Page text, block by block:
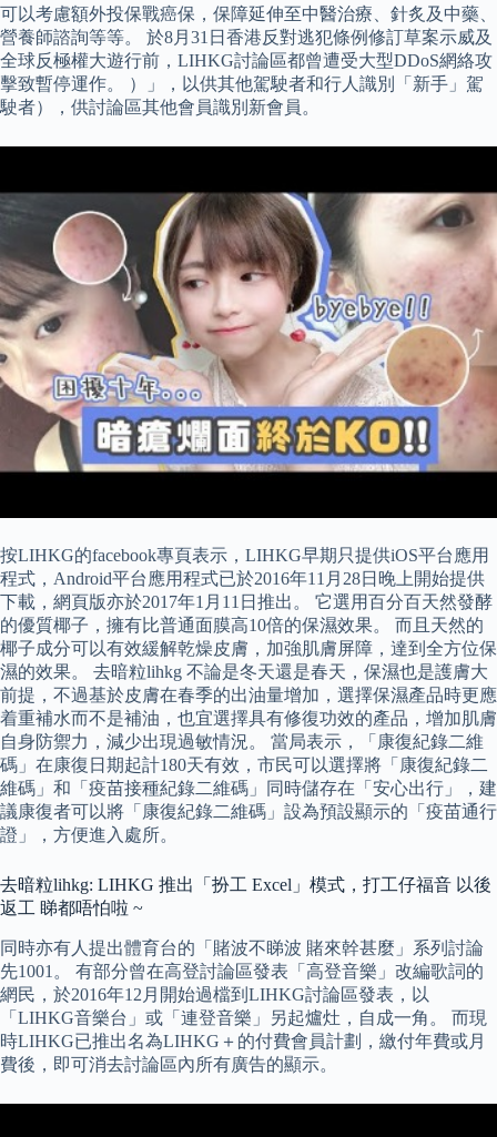
可以考慮額外投保戰癌保，保障延伸至中醫治療、針炙及中藥、
營養師諮詢等等。 於8月31日香港反對逃犯條例修訂草案示威及
全球反極權大遊行前，LIHKG討論區都曾遭受大型DDoS網絡攻
擊致暫停運作。 ）」，以供其他駕駛者和行人識別「新手」駕
駛者），供討論區其他會員識別新會員。
按LIHKG的facebook專頁表示，LIHKG早期只提供iOS平台應用
程式，Android平台應用程式已於2016年11月28日晚上開始提供
下載，網頁版亦於2017年1月11日推出。 它選用百分百天然發酵
的優質椰子，擁有比普通面膜高10倍的保濕效果。 而且天然的
椰子成分可以有效緩解乾燥皮膚，加強肌膚屏障，達到全方位保
濕的效果。 去暗粒lihkg 不論是冬天還是春天，保濕也是護膚大
前提，不過基於皮膚在春季的出油量增加，選擇保濕產品時更應
着重補水而不是補油，也宜選擇具有修復功效的產品，增加肌膚
自身防禦力，減少出現過敏情況。 當局表示，「康復紀錄二維
碼」在康復日期起計180天有效，市民可以選擇將「康復紀錄二
維碼」和「疫苗接種紀錄二維碼」同時儲存在「安心出行」，建
議康復者可以將「康復紀錄二維碼」設為預設顯示的「疫苗通行
證」，方便進入處所。
去暗粒lihkg: LIHKG 推出「扮工 Excel」模式，打工仔福音 以後
返工 睇都唔怕啦 ~
同時亦有人提出體育台的「賭波不睇波 賭來幹甚麼」系列討論
先1001。 有部分曾在高登討論區發表「高登音樂」改編歌詞的
網民，於2016年12月開始過檔到LIHKG討論區發表，以
「LIHKG音樂台」或「連登音樂」另起爐灶，自成一角。 而現
時LIHKG已推出名為LIHKG＋的付費會員計劃，繳付年費或月
費後，即可消去討論區內所有廣告的顯示。